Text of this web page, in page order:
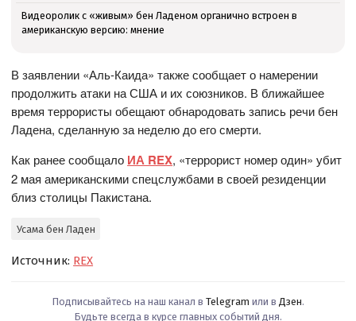
Видеоролик с «живым» бен Ладеном органично встроен в
американскую версию: мнение
В заявлении «Аль-Каида» также сообщает о намерении
продолжить атаки на США и их союзников. В ближайшее
время террористы обещают обнародовать запись речи бен
Ладена, сделанную за неделю до его смерти.
Как ранее сообщало ИА REX, «террорист номер один» убит
2 мая американскими спецслужбами в своей резиденции
близ столицы Пакистана.
Усама бен Ладен
Источник: REX
Подписывайтесь на наш канал в Telegram или в Дзен.
Будьте всегда в курсе главных событий дня.